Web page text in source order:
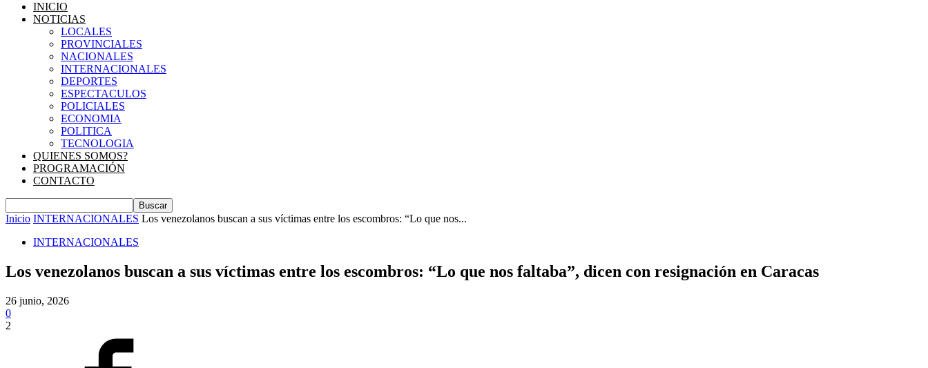
INICIO
NOTICIAS
LOCALES
PROVINCIALES
NACIONALES
INTERNACIONALES
DEPORTES
ESPECTACULOS
POLICIALES
ECONOMIA
POLITICA
TECNOLOGIA
QUIENES SOMOS?
PROGRAMACIÓN
CONTACTO
Inicio INTERNACIONALES Los venezolanos buscan a sus víctimas entre los escombros: “Lo que nos...
INTERNACIONALES
Los venezolanos buscan a sus víctimas entre los escombros: “Lo que nos faltaba”, dicen con resignación en Caracas
26 junio, 2026
0
2